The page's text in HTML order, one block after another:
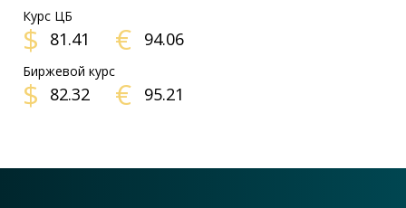
Курс ЦБ
$ 81.41 € 94.06
Биржевой курс
$ 82.32 € 95.21